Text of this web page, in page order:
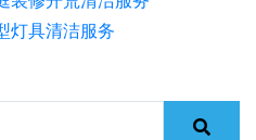
灯具清洁服务